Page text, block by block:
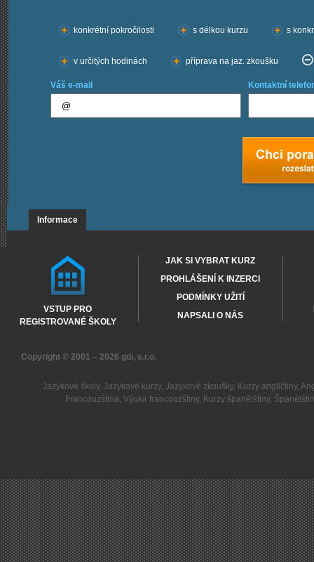
konkrétní pokročilosti
s délkou kurzu s
v určitých hodinách příprava na jaz. zkoušku
Váš e-mail Kontaktní
Informace
VSTUP PRO
REGISTROVANÉ ŠKOLY
JAK SI VYBRAT KURZ
PROHLÁŠENÍ K INZERCI
PODMÍNKY UŽITÍ
NAPSALI O NÁS
Copyright © 2001 – 2026 gdi, s.r.o.
Jazykové školy, Jazykové kurzy, Jazykové zkoušky, Kurzy angličtiny,
Francouzština,Výuka francouzštiny, Kurzy španělštiny,